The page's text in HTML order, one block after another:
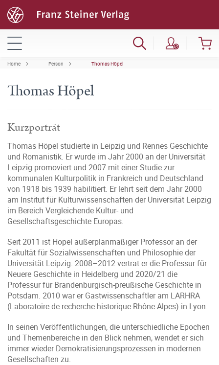
Home Person Thomas Höpel
Thomas Höpel
Kurzporträt
Thomas Höpel studierte in Leipzig und Rennes Geschichte
und Romanistik. Er wurde im Jahr 2000 an der Universität
Leipzig promoviert und 2007 mit einer Studie zur
kommunalen Kulturpolitik in Frankreich und Deutschland
von 1918 bis 1939 habilitiert. Er lehrt seit dem Jahr 2000
am Institut für Kulturwissenschaften der Universität Leipzig
im Bereich Vergleichende Kultur- und
Gesellschaftsgeschichte Europas.
Seit 2011 ist Höpel außerplanmäßiger Professor an der
Fakultät für Sozialwissenschaften und Philosophie der
Universität Leipzig. 2008–2012 vertrat er die Professur für
Neuere Geschichte in Heidelberg und 2020/21 die
Professur für Brandenburgisch-preußische Geschichte in
Potsdam. 2010 war er Gastwissenschaftler am LARHRA
(Laboratoire de recherche historique Rhône-Alpes) in Lyon.
In seinen Veröffentlichungen, die unterschiedliche Epochen
und Themenbereiche in den Blick nehmen, wendet er sich
immer wieder Demokratisierungsprozessen in modernen
Gesellschaften zu.